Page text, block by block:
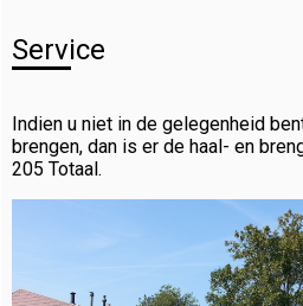
Service
Indien u niet in de gelegenheid
brengen, dan is er de haal- en
205 Totaal.